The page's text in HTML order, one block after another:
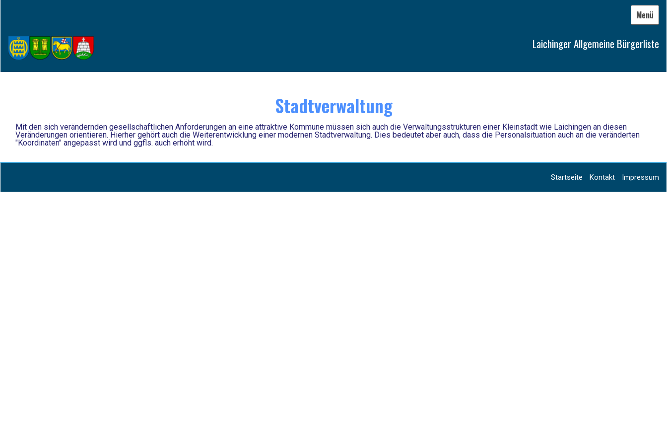
Laichinger Allgemeine Bürgerliste
Menü
Stadtverwaltung
Mit den sich verändernden gesellschaftlichen Anforderungen an eine attraktive Kommune müssen sich auch die Verwaltungsstrukturen einer Kleinstadt wie Laichingen an diesen
Veränderungen orientieren. Hierher gehört auch die Weiterentwicklung einer modernen Stadtverwaltung. Dies bedeutet aber auch, dass die Personalsituation auch an die veränderten
"Koordinaten" angepasst wird und ggfls. auch erhöht wird.
Startseite Kontakt Impressum